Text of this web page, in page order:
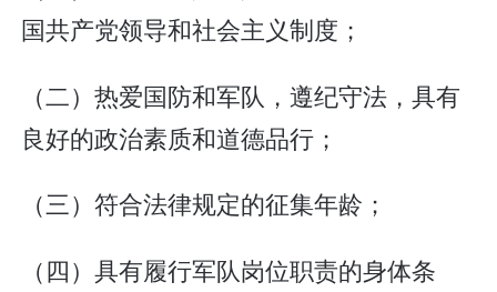
国共产党领导和社会主义制度；
（二）热爱国防和军队，遵纪守法，具有
良好的政治素质和道德品行；
（三）符合法律规定的征集年龄；
（四）具有履行军队岗位职责的身体条